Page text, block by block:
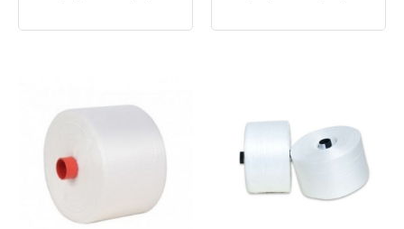
Microondas 25X35 3 Lt
C/100 Orleplast -
Unidade